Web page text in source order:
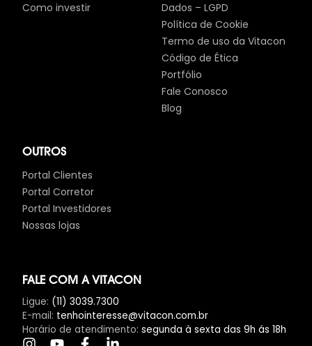
Como investir
Dados – LGPD
Política de Cookie
Termo de uso da Vitacon
Código de Ética
Portfólio
Fale Conosco
Blog
OUTROS
Portal Clientes
Portal Corretor
Portal Investidores
Nossas lojas
FALE COM A VITACON
Ligue: (11) 3039.7300
E-mail: tenhointeresse@vitacon.com.br
Horário de atendimento: segunda à sexta das 9h ás 18h